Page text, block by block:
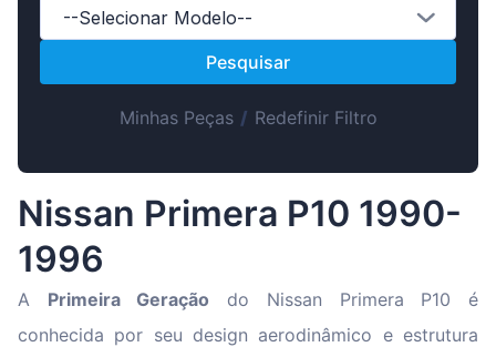
Magyar
Lietuvių
Hrvatski
Slovenčina
--Selecionar Modelo--
Pesquisar
Minhas Peças/ Redefinir Filtro
Nissan Primera P10 1990-
1996
A Primeira Geração do Nissan Primera P10 é
conhecida por seu design aerodinâmico e estrutura